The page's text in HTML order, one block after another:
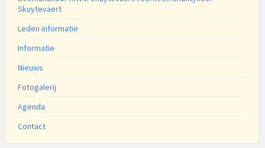
Skuytevaert
Leden informatie
Informatie
Nieuws
Fotogalerij
Agenda
Contact